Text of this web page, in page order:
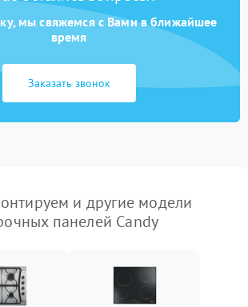
мы свяжемся с Вами в ближайшее
время
Заказать звонок
и другие модели
панелей Candy